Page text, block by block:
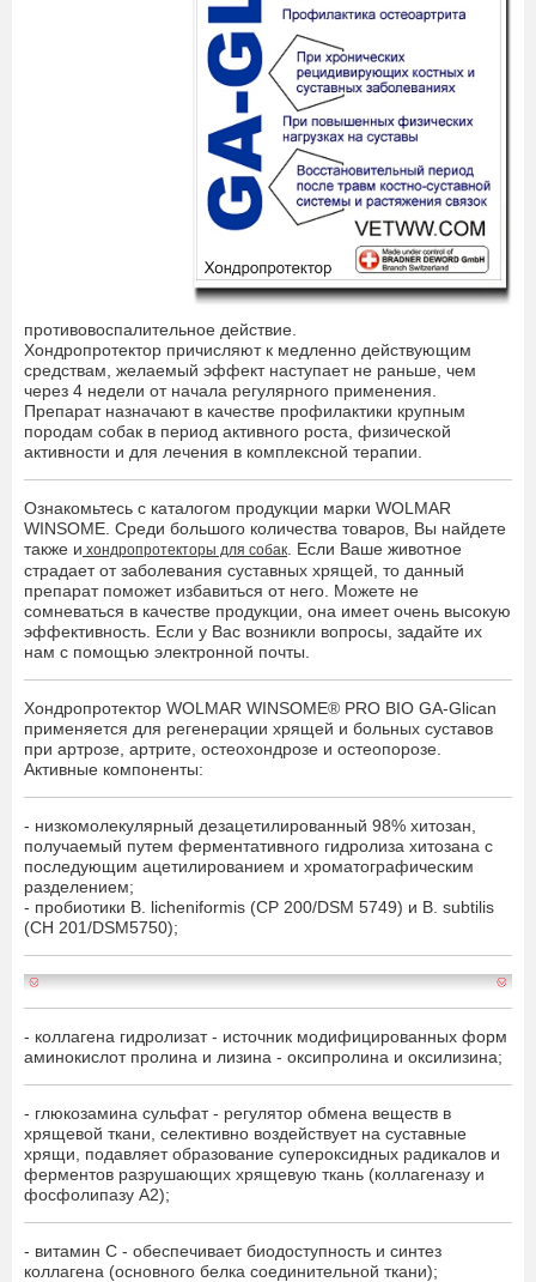
противовоспалительное действие.
Хондропротектор причисляют к медленно действующим
средствам, желаемый эффект наступает не раньше, чем
через 4 недели от начала регулярного применения.
Препарат назначают в качестве профилактики крупным
породам собак в период активного роста, физической
активности и для лечения в комплексной терапии.
Ознакомьтесь с каталогом продукции марки WOLMAR
WINSOME. Среди большого количества товаров, Вы найдете
также и хондропротекторы для собак . Если Ваше животное
страдает от заболевания суставных хрящей, то данный
препарат поможет избавиться от него. Можете не
сомневаться в качестве продукции, она имеет очень высокую
эффективность. Если у Вас возникли вопросы, задайте их
нам с помощью электронной почты.
Хондропротектор WOLMAR WINSOME® PRO BIO GA-Glican
применяется для регенерации хрящей и больных суставов
при артрозе, артрите, остеохондрозе и остеопорозе.
Активные компоненты:
- низкомолекулярный дезацетилированный 98% хитозан,
получаемый путем ферментативного гидролиза хитозана с
последующим ацетилированием и хроматографическим
разделением;
- пробиотики B. licheniformis (CP 200/DSM 5749) и B. subtilis
(CH 201/DSM5750);
- коллагена гидролизат - источник модифицированных форм
аминокислот пролина и лизина - оксипролина и оксилизина;
- глюкозамина сульфат - регулятор обмена веществ в
хрящевой ткани, селективно воздействует на суставные
хрящи, подавляет образование супероксидных радикалов и
ферментов разрушающих хрящевую ткань (коллагеназу и
фосфолипазу A2);
- витамин С - обеспечивает биодоступность и синтез
коллагена (основного белка соединительной ткани);